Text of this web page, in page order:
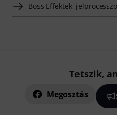
Boss Effektek,
Tetszik,
Megosztás